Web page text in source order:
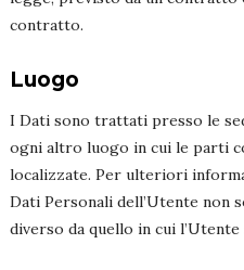
contratto.
Luogo
I Dati sono trattati presso le
ogni altro luogo in cui le parti
localizzate. Per ulteriori
Dati Personali dell’Utente non
diverso da quello in cui